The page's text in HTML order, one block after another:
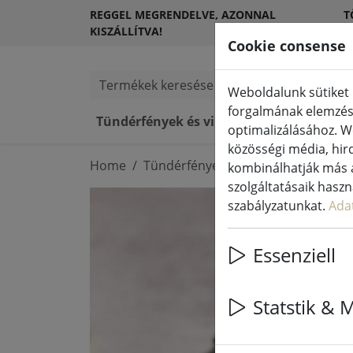
REGGEL MEGRENDELVE, AZONNAL
KISZÁLLÍTVA!
Termékek keresése
Tündérfények és világítás LED
Home Tündérfények és világítás
Cookie consense
Weboldalunk sütiket
forgalmának
optimalizálásához.
közösségi média,
kombinálhatják más
szolgáltatásaik
szabályzatunkat.
Essenziell
Statstik &